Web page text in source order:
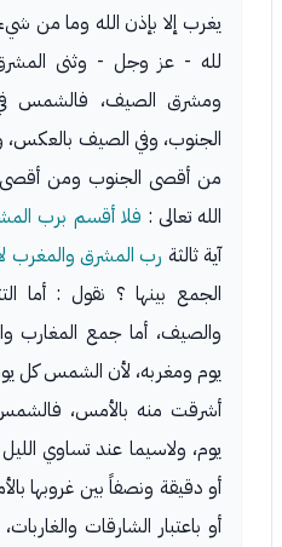
يغرب إلا بإذن الله وما من
لله - عز وجل - وثنى المشرق
ومشرق الصيف، فالشمس
الجنوب، وفي الصيف بالعكس،
من أقصى الجنوب ومن أقصى
الله تعالى : فلا أقسم برب
آية ثالثة رب المشرق والمغرب
الجمع بينها ؟ نقول : أما
والصيف، أما جمع المغارب
يوم ومغربه، لأن الشمس كل
أشرقت منه بالأمس،
يوم، ولاسيما عند تساوي
أو دقيقة ونصفاً بين غروبها
أو باعتبار الشارقات